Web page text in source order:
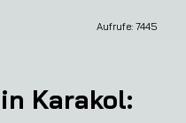
Aufrufe: 7445
Karakol: